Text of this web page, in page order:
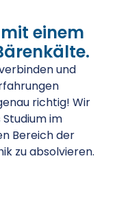
einem
und
richtig! Wir
im
Bereich der
zu absolvieren.